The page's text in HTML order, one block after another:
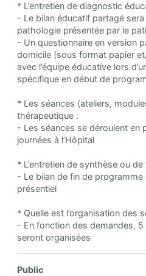
* L’entretien de diagnostic
- Le bilan éducatif partagé
pathologie présentée par le
- Un questionnaire en version
domicile (sous format papier
avec l’équipe éducative lors
spécifique en début de
* Les séances (ateliers,
thérapeutique :
- Les séances se déroulent en
journées à l’Hôpital
* L’entretien de synthèse ou
- Le bilan de fin de programme
présentiel
* Quelle est l’organisation des
- En fonction des demandes, 5
seront organisées
Public